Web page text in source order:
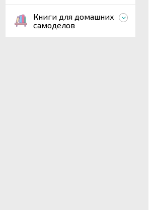
Книги для домашних
самоделов